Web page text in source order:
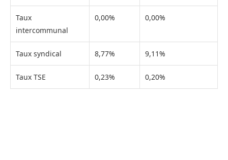
Taux
intercommunal
0,00% 0,00%
Taux syndical 8,77% 9,11%
Taux TSE 0,23% 0,20%